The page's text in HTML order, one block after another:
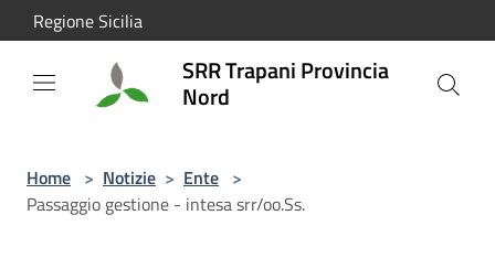
Salta al contenuto principale
Regione Sicilia
SRR Trapani Provincia
Nord
Home > Notizie > Ente >
Passaggio gestione - intesa srr/oo.Ss.